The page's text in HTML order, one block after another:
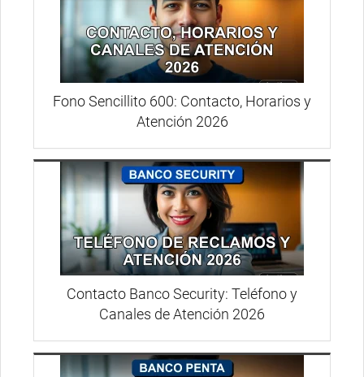
Fono Sencillito 600: Contacto, Horarios y
Atención 2026
Contacto Banco Security: Teléfono y
Canales de Atención 2026